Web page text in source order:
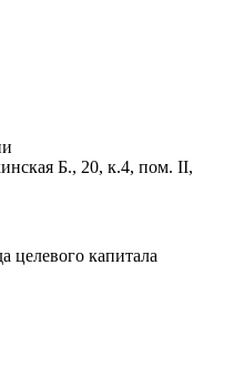
Б., 20, к.4, пом. II,
целевого капитала